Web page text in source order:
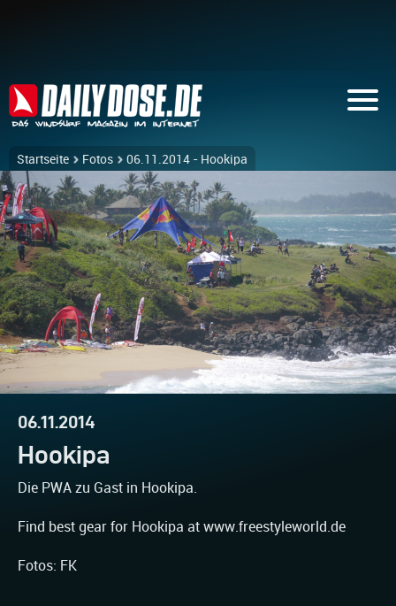
Startseite Fotos 06.11.2014 - Hookipa
06.11.2014
Hookipa
Die PWA zu Gast in Hookipa.
Find best gear for Hookipa at www.freestyleworld.de
Fotos: FK